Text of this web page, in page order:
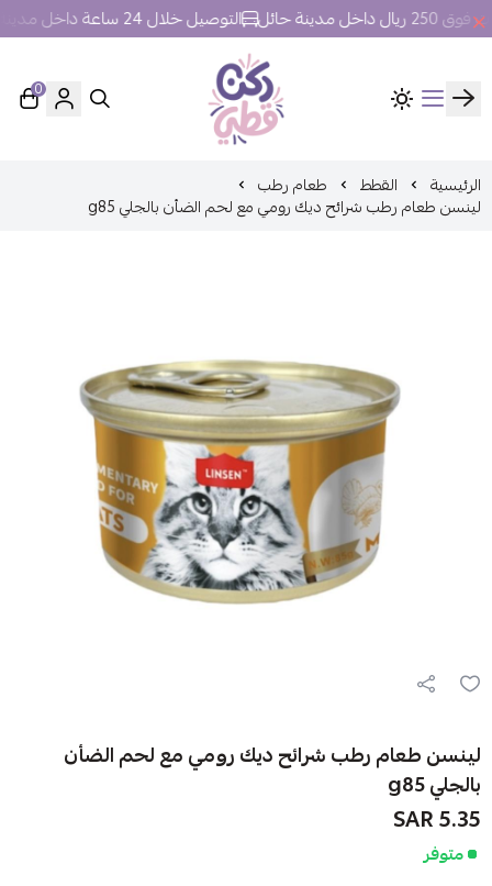
مدينة حائل التوصيل خلال 24 ساعة داخل مدينة حائل.
ركن قطي
0
الرئيسية القطط طعام رطب
لينسن طعام رطب شرائح ديك رومي مع لحم الضأن بالجلي g85
لينسن طعام رطب شرائح ديك رومي مع لحم الضأن
بالجلي g85
5.35 SAR
متوفر